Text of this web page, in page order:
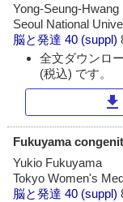
Yong-Seung-Hwang
Seoul National
脳と発達 40 (suppl)
全文ダウンロ
(税込) です。
download
Fukuyama
Yukio Fukuyama
Tokyo Women's
脳と発達 40 (suppl)